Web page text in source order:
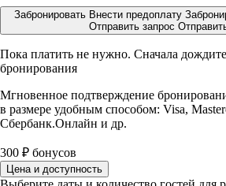
Забронировать Внести предоплату
Отправить запрос
Пока платить не нужно. Сначала
бронирования
Мгновенное подтверждение
в размере удобным способом: Visa,
Сбербанк.Онлайн и др.
300 ₽ бонусов
Цена и доступность